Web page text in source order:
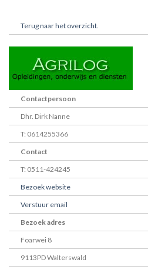
Terug naar het overzicht.
Contactpersoon
Dhr. Dirk Nanne
T: 0614255366
Contact
T: 0511-424245
Bezoek website
Verstuur email
Bezoek adres
Foarwei 8
9113PD Walterswald